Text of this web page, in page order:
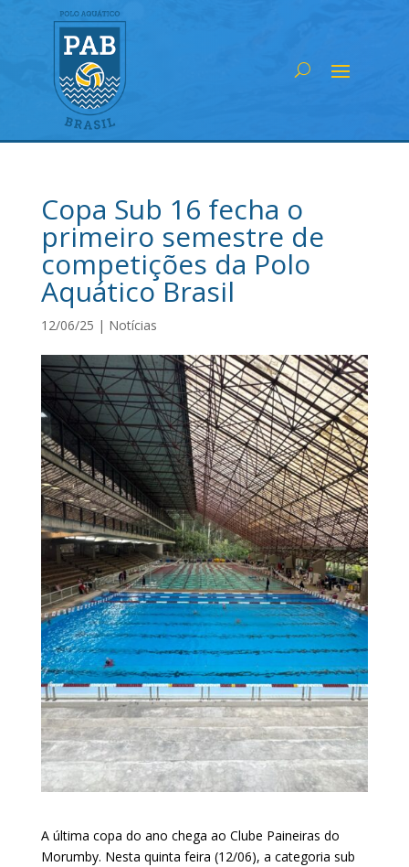
Copa Sub 16 fecha o
primeiro semestre de
competições da Polo
Aquático Brasil
12/06/25 | Notícias
A última copa do ano chega ao Clube Paineiras do
Morumby. Nesta quinta feira (12/06), a categoria sub